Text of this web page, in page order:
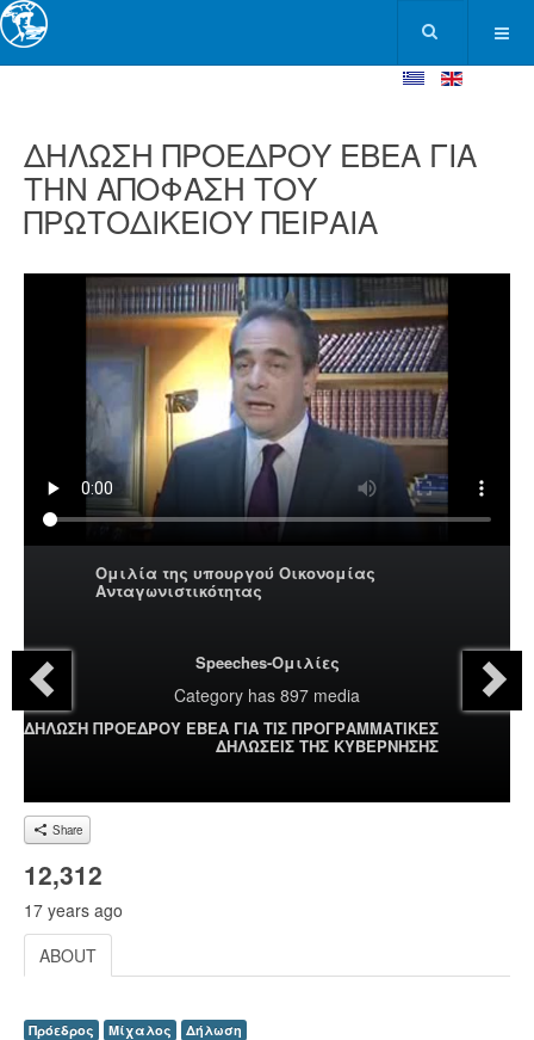
ΔΗΛΩΣΗ ΠΡΟΕΔΡΟΥ ΕΒΕΑ ΓΙΑ
ΤΗΝ ΑΠΟΦΑΣΗ ΤΟΥ
ΠΡΩΤΟΔΙΚΕΙΟΥ ΠΕΙΡΑΙΑ
Ομιλία της υπουργού Οικονομίας
Ανταγωνιστικότητας
Speeches-Ομιλίες
Category has 897 media
ΔΗΛΩΣΗ ΠΡΟΕΔΡΟΥ ΕΒΕΑ ΓΙΑ ΤΙΣ ΠΡΟΓΡΑΜΜΑΤΙΚΕΣ
ΔΗΛΩΣΕΙΣ ΤΗΣ ΚΥΒΕΡΝΗΣΗΣ
Share
12,312
17 years ago
ABOUT
Πρόεδρος Μίχαλος Δήλωση